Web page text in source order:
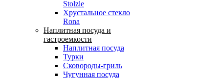
Stolzle
Хрустальное стекло
Rona
Наплитная посуда и
гастроемкости
Наплитная посуда
Турки
Сковороды-гриль
Чугунная посуда